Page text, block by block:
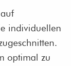
individuellen
optimal zu